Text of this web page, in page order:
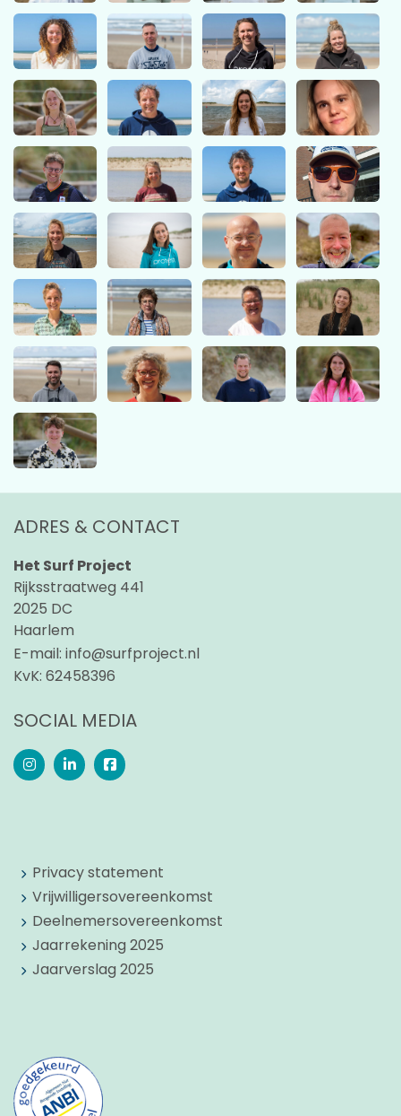
ADRES & CONTACT
Het Surf Project
Rijksstraatweg 441
2025 DC
Haarlem
E-mail: info@surfproject.nl
KvK: 62458396
SOCIAL MEDIA
Privacy statement
Vrijwilligersovereenkomst
Deelnemersovereenkomst
Jaarrekening 2025
Jaarverslag 2025